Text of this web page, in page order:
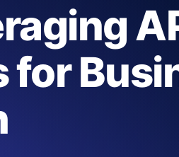
tecnológico.
Synthetic Monitoring
Sondas always-on de uptime y
Detecta caídas antes que tus usuarios.
for